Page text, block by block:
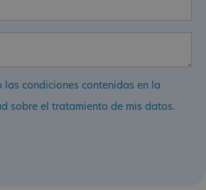
las condiciones contenidas en la
sobre el tratamiento de mis datos.